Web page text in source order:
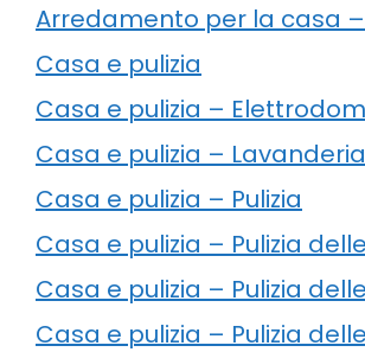
Arredamento per la casa
Casa e pulizia
Casa e pulizia –
Casa e pulizia – Lavanderia
Casa e pulizia – Pulizia
Casa e pulizia – Pulizia
Casa e pulizia – Pulizia
Casa e pulizia – Pulizia